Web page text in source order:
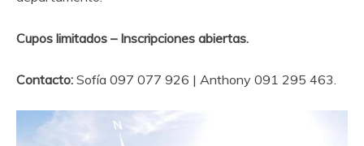
Cupos limitados – Inscripciones abiertas.
Contacto: Sofía 097 077 926 | Anthony 091 295 463.